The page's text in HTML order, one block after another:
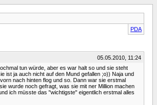
PDA
05.05.2010, 11:24
tun würde, aber es war halt so und sie steht
ist ja auch nicht auf den Mund gefallen ;o)) Naja und
nach hinten flog und so. Dann war sie erstmal
wurde noch gefragt, was sie mit ner Million machen
ich müsste das "wichtigste" eigentlich erstmal alles